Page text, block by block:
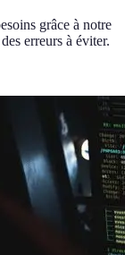
grâce à notre
erreurs à éviter.